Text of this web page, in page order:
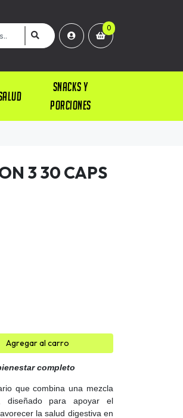
0
SNACKS Y
PORCIONES
3 30 CAPS
Agregar al carro
completo
que combina una mezcla
diseñado para apoyar el
la salud digestiva en